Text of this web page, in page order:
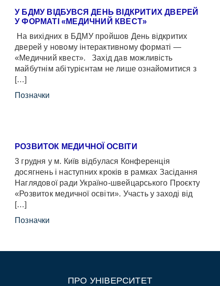
У БДМУ ВІДБУВСЯ ДЕНЬ ВІДКРИТИХ ДВЕРЕЙ
У ФОРМАТІ «МЕДИЧНИЙ КВЕСТ»
На вихідних в БДМУ пройшов День відкритих
дверей у новому інтерактивному форматі —
«Медичний квест». Захід дав можливість
майбутнім абітурієнтам не лише ознайомитися з
[…]
Позначки
РОЗВИТОК МЕДИЧНОЇ ОСВІТИ
3 грудня у м. Київ відбулася Конференція
досягнень і наступних кроків в рамках Засідання
Наглядової ради Україно-швейцарського Проєкту
«Розвиток медичної освіти». Участь у заході від
[…]
Позначки
ПРО УНІВЕРСИТЕТ